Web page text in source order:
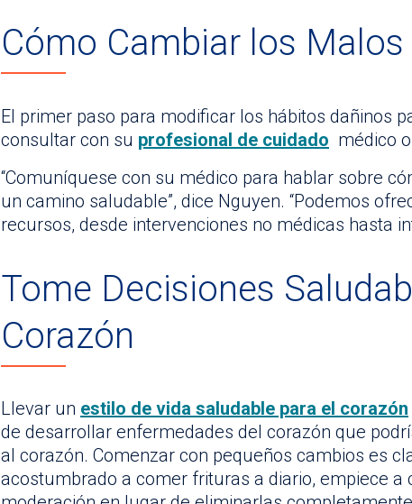
Cómo Cambiar los
El primer paso para modificar los hábitos dañinos
consultar con su profesional de cuidado médico o
“Comuníquese con su médico para hablar sobre
un camino saludable”, dice Nguyen. “Podemos
recursos, desde intervenciones no médicas hasta
Tome Decisiones
Corazón
Llevar un estilo de vida saludable para el corazón
de desarrollar enfermedades del corazón que
al corazón. Comenzar con pequeños cambios es
acostumbrado a comer frituras a diario, empiece a